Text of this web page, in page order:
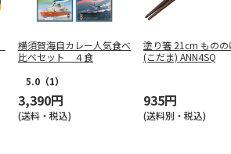
横須賀海自カレー人気食べ
比べセット ４食
5.0 （1）
3,390円
(送料・税込)
塗り箸 21cm ものの
(こだま) ANN4SQ
935円
(送料別・税込)